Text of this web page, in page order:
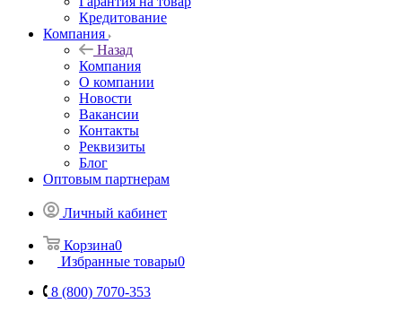
Кредитование
Компания
Назад
Компания
О компании
Новости
Вакансии
Контакты
Реквизиты
Блог
Оптовым партнерам
Личный кабинет
Корзина0
Избранные товары0
8 (800) 7070-353